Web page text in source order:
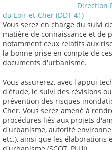
Direction
du Loir-et-Cher (DDT 41)
Vous serez en charge du suivi
matière de connaissance et de
notamment ceux relatifs aux
la bonne prise en compte de
documents d'urbanisme.
Vous assurerez, avec l'appui
d'étude, le suivi des révisions
prévention des risques
Cher. Vous serez amené à
procédures liés aux projets
d'urbanisme, autorité
etc.), ainsi que les élaborations